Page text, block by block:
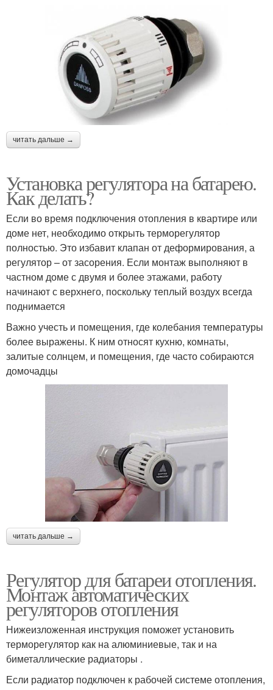
читать дальше →
Установка регулятора на батарею.
Как делать?
Если во время подключения отопления в квартире или
доме нет, необходимо открыть терморегулятор
полностью. Это избавит клапан от деформирования, а
регулятор – от засорения. Если монтаж выполняют в
частном доме с двумя и более этажами, работу
начинают с верхнего, поскольку теплый воздух всегда
поднимается
Важно учесть и помещения, где колебания температуры
более выражены. К ним относят кухню, комнаты,
залитые солнцем, и помещения, где часто собираются
домочадцы
читать дальше →
Регулятор для батареи отопления.
Монтаж автоматических
регуляторов отопления
Нижеизложенная инструкция поможет установить
терморегулятор как на алюминиевые, так и на
биметаллические радиаторы .
Если радиатор подключен к рабочей системе отопления,